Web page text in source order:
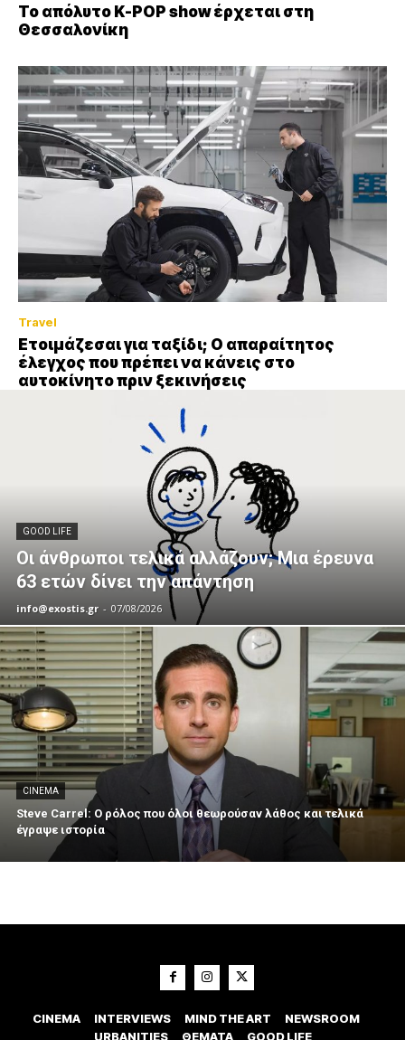
Το απόλυτο K-POP show έρχεται στη
Θεσσαλονίκη
Travel
Ετοιμάζεσαι για ταξίδι; Ο απαραίτητος
έλεγχος που πρέπει να κάνεις στο
αυτοκίνητο πριν ξεκινήσεις
GOOD LIFE
Οι άνθρωποι τελικά αλλάζουν; Μια έρευνα
63 ετών δίνει την απάντηση
info@exostis.gr - 07/08/2026
CINEMA
Steve Carrel: Ο ρόλος που όλοι θεωρούσαν λάθος και τελικά
έγραψε ιστορία
CINEMA INTERVIEWS MIND THE ART
NEWSROOM
URBANITIES
ΘΕΜΑΤΑ GOOD LIFE